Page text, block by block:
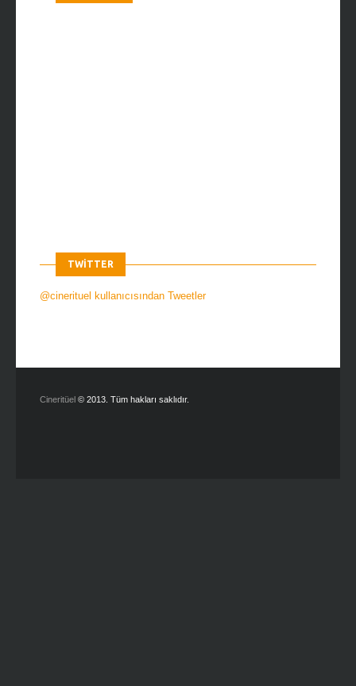
TWITTER
@cinerituel kullanıcısından Tweetler
Cineritüel © 2013. Tüm hakları saklıdır.